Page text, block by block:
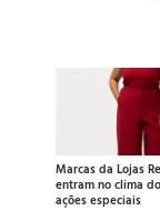
Marcas da Lojas
entram no clima
ações especiais